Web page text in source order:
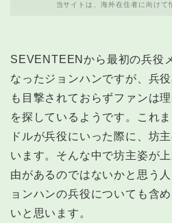
当サイトは、海外在住者に向けて
SEVENTEENから最初の兵役
なったジョンハンですが、兵
も目撃されておらずファンは
を探しているようです。これ
ドルが兵役にいった際に、坊
います。そんな中で坊主姿が
由があるのではないかと思う
ョンハンの兵役についても含
いと思います。